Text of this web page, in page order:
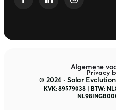
© 2024 · Solar
KVK: 89579038 | BTW:
Algemene
Privacy